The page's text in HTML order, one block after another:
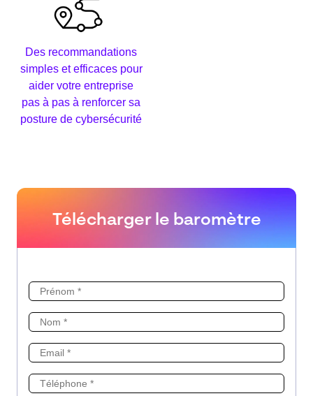
Des recommandations
simples et efficaces pour
aider votre entreprise
pas à pas à renforcer sa
posture de cybersécurité
Télécharger le baromètre